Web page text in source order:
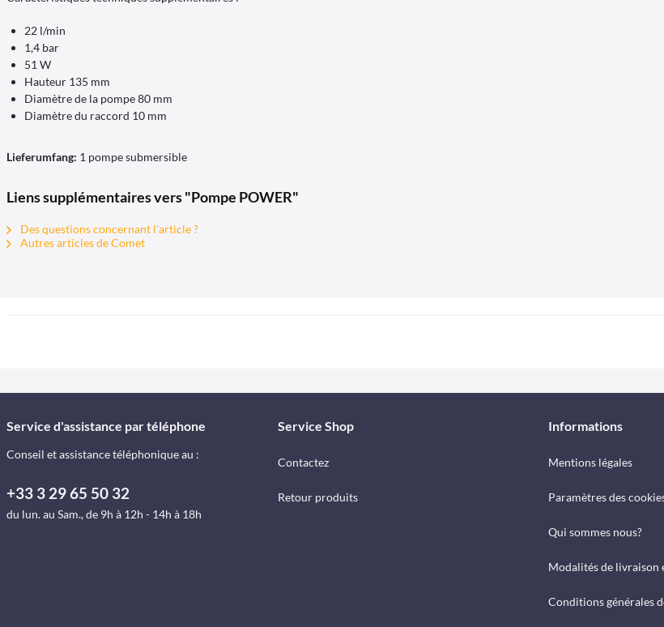
22 l/min
1,4 bar
51 W
Hauteur 135 mm
Diamètre de la pompe 80 mm
Diamètre du raccord 10 mm
Lieferumfang: 1 pompe submersible
Liens supplémentaires vers "Pompe POWER"
Des questions concernant l'article ?
Autres articles de Comet
Service d'assistance par téléphone
Conseil et assistance téléphonique au :
+33 3 29 65 50 32
du lun. au Sam., de 9h à 12h - 14h à 18h
Service Shop
Contactez
Retour produits
Informations
Mentions légales
Paramètres des
Qui sommes nous?
Modalités de livraison
Conditions générales